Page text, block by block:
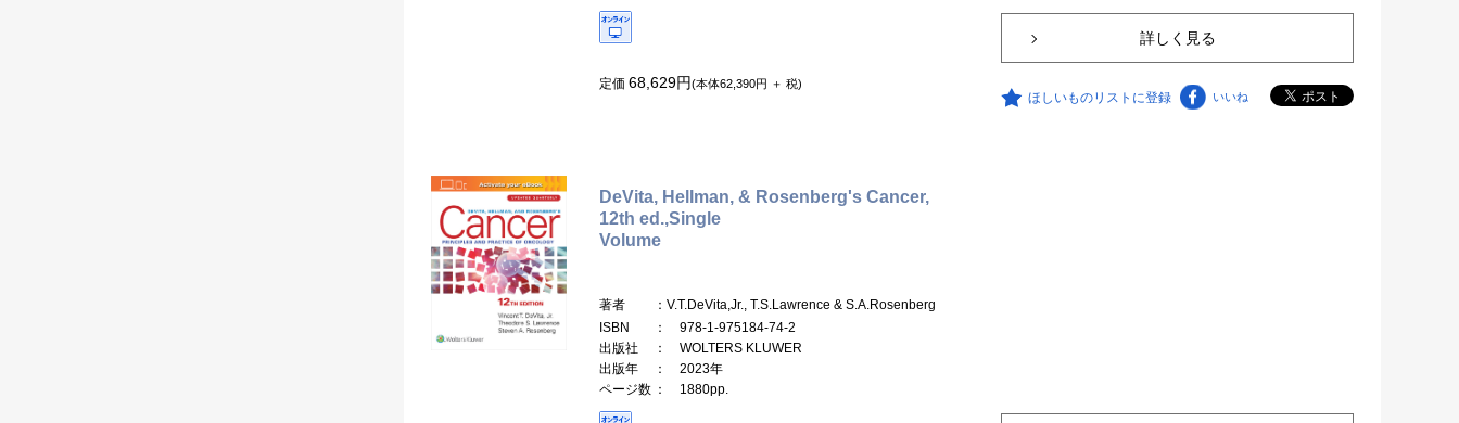
定価 68,629円(本体62,390円 ＋ 税)
詳しく見る
ほしいものリストに登録 いいね
DeVita, Hellman, & Rosenberg's Cancer,
12th ed.,Single
Volume
著者
：V.T.DeVita,Jr., T.S.Lawrence & S.A.Rosenberg
ISBN
： 978-1-975184-74-2
出版社
： WOLTERS KLUWER
出版年
： 2023年
ページ数 ： 1880pp.